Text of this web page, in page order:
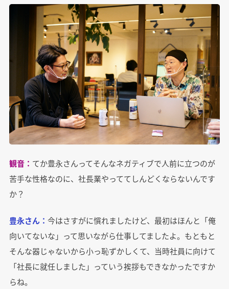
観音： てか豊永さんってそんなネガティブで人前に立つのが
苦手な性格なのに、社長業やっててしんどくならないんです
か？
豊永さん： 今はさすがに慣れましたけど、最初はほんと「俺
向いてないな」って思いながら仕事してましたよ。もともと
そんな器じゃないから小っ恥ずかしくて、当時社員に向けて
「社長に就任しました」っていう挨拶もできなかったですか
らね。